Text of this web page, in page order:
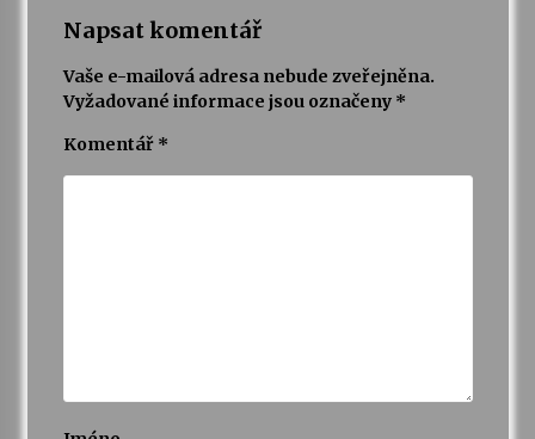
Napsat komentář
Vaše e-mailová adresa nebude zveřejněna.
Vyžadované informace jsou označeny *
Komentář *